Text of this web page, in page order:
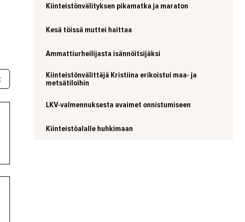
Kiinteistönvälityksen pikamatka ja maraton
Kesä töissä muttei haittaa
Ammattiurheilijasta isännöitsijäksi
Kiinteistönvälittäjä Kristiina erikoistui maa- ja
metsätiloihin
LKV-valmennuksesta avaimet onnistumiseen
Kiinteistöalalle huhkimaan